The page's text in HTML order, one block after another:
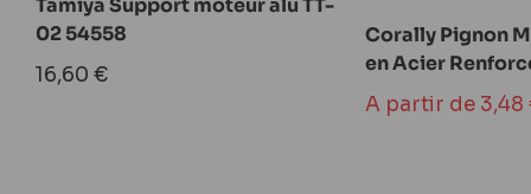
02 54558
Prix
réduit
16,60 €
Corally Pignon
en Acier
Prix
réduit
A partir de 3,48